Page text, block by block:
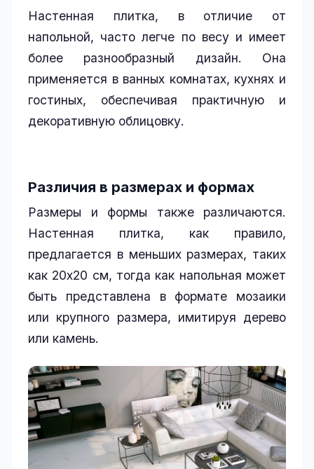
Настенная плитка, в отличие от
напольной, часто легче по весу и имеет
более разнообразный дизайн. Она
применяется в ванных комнатах, кухнях и
гостиных, обеспечивая практичную и
декоративную облицовку.
Различия в размерах и формах
Размеры и формы также различаются.
Настенная плитка, как правило,
предлагается в меньших размерах, таких
как 20x20 см, тогда как напольная может
быть представлена в формате мозаики
или крупного размера, имитируя дерево
или камень.